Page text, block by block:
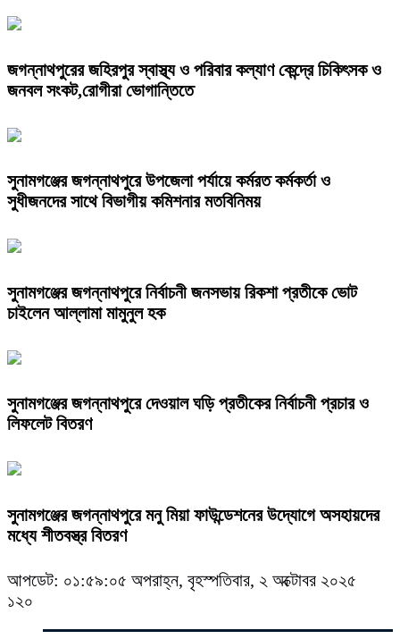
জগন্নাথপুরের জহিরপুর স্বাস্থ্য ও পরিবার কল্যাণ কেন্দ্রে চিকিৎসক ও
জনবল সংকট,রোগীরা ভোগান্তিতে
সুনামগঞ্জের জগন্নাথপুরে উপজেলা পর্যায়ে কর্মরত কর্মকর্তা ও
সুধীজনদের সাথে বিভাগীয় কমিশনার মতবিনিময়
সুনামগঞ্জের জগন্নাথপুরে নির্বাচনী জনসভায় রিকশা প্রতীকে ভোট
চাইলেন আল্লামা মামুনুল হক
সুনামগঞ্জের জগন্নাথপুরে দেওয়াল ঘড়ি প্রতীকের নির্বাচনী প্রচার ও
লিফলেট বিতরণ
সুনামগঞ্জের জগন্নাথপুরে মনু মিয়া ফাউন্ডেশনের উদ্যোগে অসহায়দের
মধ্যে শীতবস্ত্র বিতরণ
আপডেট: ০১:৫৯:০৫ অপরাহ্ন, বৃহস্পতিবার, ২ অক্টোবর ২০২৫
১২০